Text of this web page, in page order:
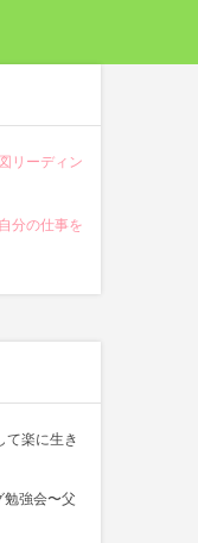
リーディン
分の仕事を
て楽に生き
強会〜父